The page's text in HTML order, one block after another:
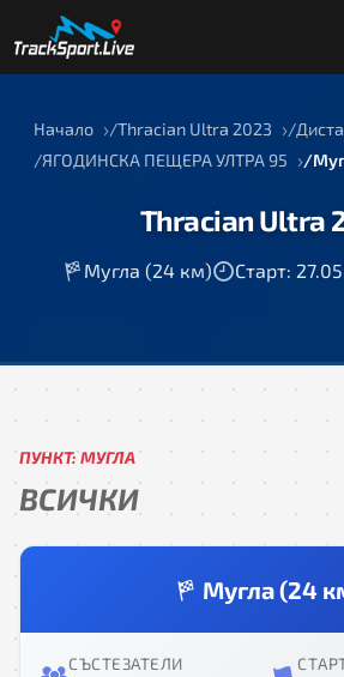
Начало Thracian Ultra 2023
ЯГОДИНСКА ПЕЩЕРА УЛТРА 95
Thracian Ultra
Мугла (24 км) Старт:
ПУНКТ: МУГЛА
ВСИЧКИ
Мугла (24
СЪСТЕЗАТЕЛИ